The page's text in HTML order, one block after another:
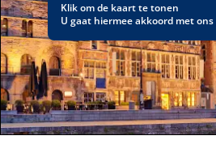
Klik om de kaart te tonen
U gaat hiermee akkoord met ons